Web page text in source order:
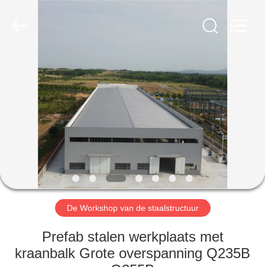
HUIS
PRODUCTEN
VIDEOS
VR-
SHOW
ONGEVEER
ONS
De Workshop van de staalstructuur
Prefab stalen werkplaats met
kraanbalk Grote overspanning Q235B